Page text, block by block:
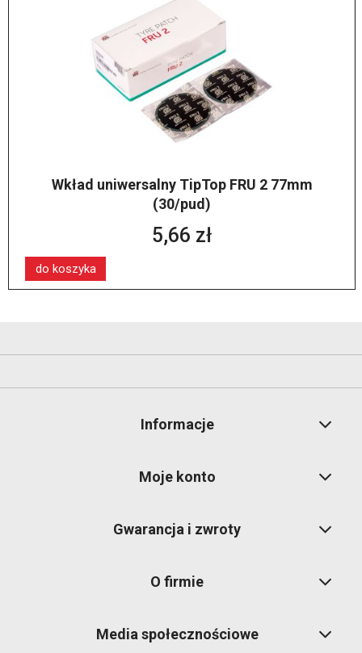
Wkład uniwersalny TipTop FRU 2 77mm
(30/pud)
5,66 zł
do koszyka
Informacje
Moje konto
Gwarancja i zwroty
O firmie
Media społecznościowe